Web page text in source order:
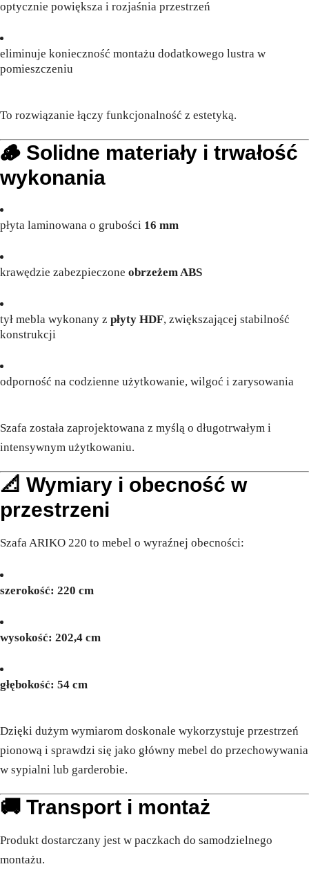
optycznie powiększa i rozjaśnia przestrzeń
eliminuje konieczność montażu dodatkowego lustra w
pomieszczeniu
To rozwiązanie łączy funkcjonalność z estetyką.
🪵 Solidne materiały i trwałość
wykonania
płyta laminowana o grubości 16 mm
krawędzie zabezpieczone obrzeżem ABS
tył mebla wykonany z płyty HDF, zwiększającej stabilność
konstrukcji
odporność na codzienne użytkowanie, wilgoć i zarysowania
Szafa została zaprojektowana z myślą o długotrwałym i
intensywnym użytkowaniu.
📐 Wymiary i obecność w
przestrzeni
Szafa ARIKO 220 to mebel o wyraźnej obecności:
szerokość: 220 cm
wysokość: 202,4 cm
głębokość: 54 cm
Dzięki dużym wymiarom doskonale wykorzystuje przestrzeń
pionową i sprawdzi się jako główny mebel do przechowywania
w sypialni lub garderobie.
🚚 Transport i montaż
Produkt dostarczany jest w paczkach do samodzielnego
montażu.